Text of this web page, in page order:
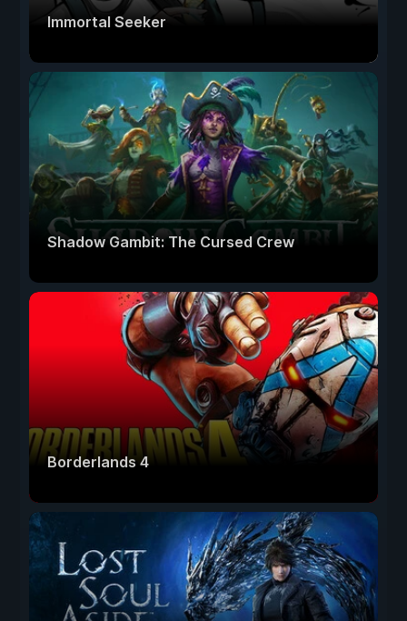
Immortal Seeker
Shadow Gambit: The Cursed Crew
Borderlands 4